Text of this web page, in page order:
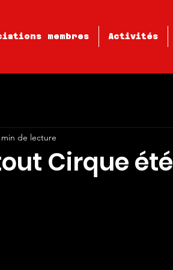
membres Activités
Cirque été
min de lecture